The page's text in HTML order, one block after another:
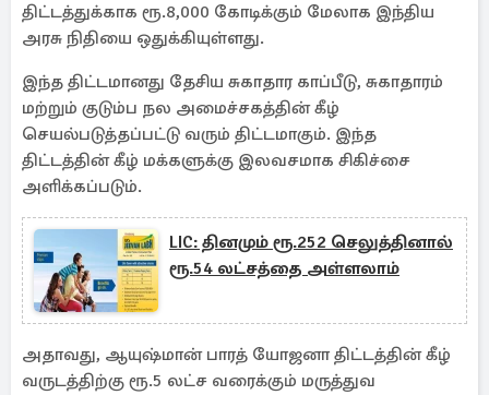
திட்டத்துக்காக ரூ.8,000 கோடிக்கும் மேலாக இந்திய
அரசு நிதியை ஒதுக்கியுள்ளது.
இந்த திட்டமானது தேசிய சுகாதார காப்பீடு, சுகாதாரம்
மற்றும் குடும்ப நல அமைச்சகத்தின் கீழ்
செயல்படுத்தப்பட்டு வரும் திட்டமாகும். இந்த
திட்டத்தின் கீழ் மக்களுக்கு இலவசமாக சிகிச்சை
அளிக்கப்படும்.
LIC: தினமும் ரூ.252 செலுத்தினால்
ரூ.54 லட்சத்தை அள்ளலாம்
அதாவது, ஆயுஷ்மான் பாரத் யோஜனா திட்டத்தின் கீழ்
வருடத்திற்கு ரூ.5 லட்ச வரைக்கும் மருத்துவ